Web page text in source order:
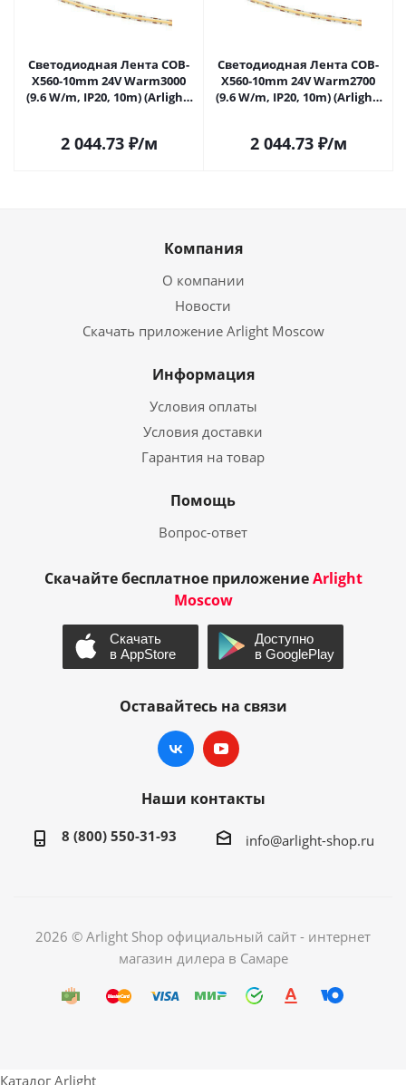
Светодиодная Лента COB-
X560-10mm 24V Warm3000
(9.6 W/m, IP20, 10m) (Arlight,
2 044.73₽/м
Светодиодная Лента COB-
X560-10mm 24V Warm2700
(9.6 W/m, IP20, 10m) (Arlight,
2 044.73₽/м
Компания
О компании
Новости
Скачать приложение Arlight Moscow
Информация
Условия оплаты
Условия доставки
Гарантия на товар
Помощь
Вопрос-ответ
Скачайте бесплатное приложениеArlight
Moscow
Оставайтесь на связи
Наши контакты
8 (800) 550-31-93 info@arlight-shop.ru
2026 © Arlight Shop официальный сайт - интернет
магазин дилера в Самаре
Каталог Arlight